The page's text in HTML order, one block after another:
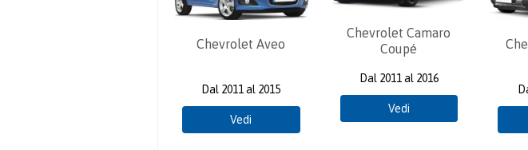
Chevrolet Aveo
Dal 2011 al 2015
Vedi
Chevrolet Camaro
Coupé
Dal 2011 al 2016
Vedi